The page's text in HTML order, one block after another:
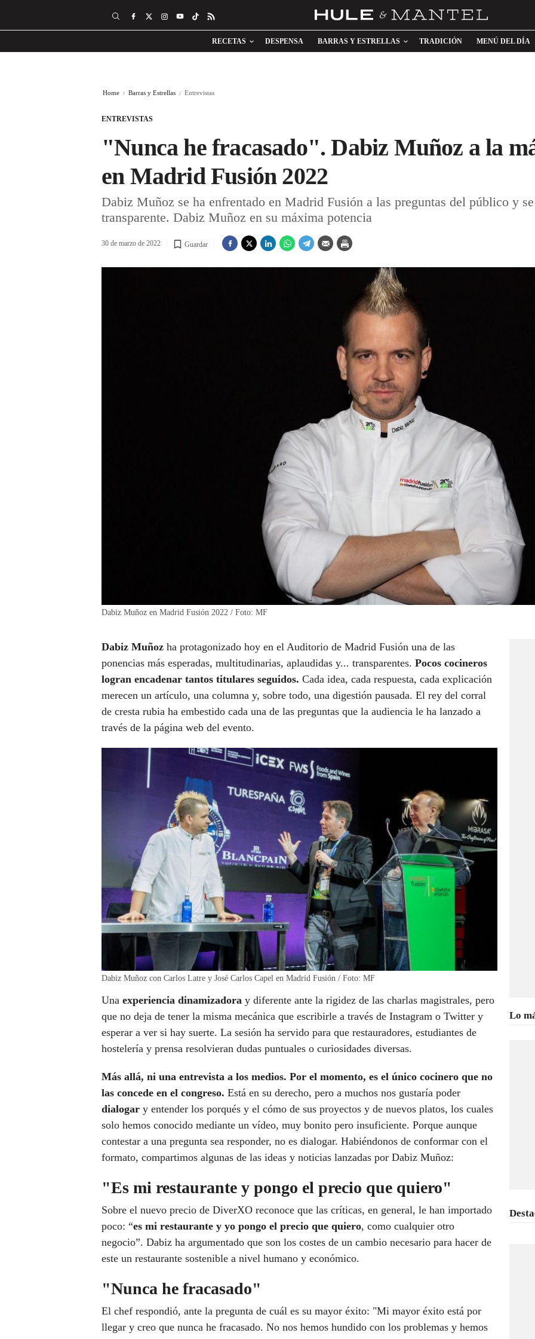
RECETAS DESPENSA BARRAS Y ESTRELLAS TRADICIÓN MENÚ DEL DÍA
Home Barras y Estrellas Entrevistas
ENTREVISTAS
"Nunca he fracasado". Dabiz Muñoz a la
en Madrid Fusión 2022
Dabiz Muñoz se ha enfrentado en Madrid Fusión a las preguntas del público y
transparente. Dabiz Muñoz en su máxima potencia
30 de marzo de 2022 Guardar
Dabiz Muñoz en Madrid Fusión 2022 / Foto: MF
Dabiz Muñoz ha protagonizado hoy en el Auditorio de Madrid Fusión una de las
ponencias más esperadas, multitudinarias, aplaudidas y... transparentes. Pocos cocineros
logran encadenar tantos titulares seguidos. Cada idea, cada respuesta, cada explicación
merecen un artículo, una columna y, sobre todo, una digestión pausada. El rey del corral
de cresta rubia ha embestido cada una de las preguntas que la audiencia le ha lanzado a
través de la página web del evento.
Dabiz Muñoz con Carlos Latre y José Carlos Capel en Madrid Fusión / Foto: MF
Una experiencia dinamizadora y diferente ante la rigidez de las charlas magistrales, pero
que no deja de tener la misma mecánica que escribirle a través de Instagram o Twitter y
esperar a ver si hay suerte. La sesión ha servido para que restauradores, estudiantes de
hostelería y prensa resolvieran dudas puntuales o curiosidades diversas.
Más allá, ni una entrevista a los medios. Por el momento, es el único cocinero que no
las concede en el congreso. Está en su derecho, pero a muchos nos gustaría poder
dialogar y entender los porqués y el cómo de sus proyectos y de nuevos platos, los cuales
solo hemos conocido mediante un vídeo, muy bonito pero insuficiente. Porque aunque
contestar a una pregunta sea responder, no es dialogar. Habiéndonos de conformar con el
formato, compartimos algunas de las ideas y noticias lanzadas por Dabiz Muñoz:
"Es mi restaurante y pongo el precio que quiero"
Sobre el nuevo precio de DiverXO reconoce que las críticas, en general, le han importado
poco: “es mi restaurante y yo pongo el precio que quiero, como cualquier otro
negocio”. Dabiz ha argumentado que son los costes de un cambio necesario para hacer de
este un restaurante sostenible a nivel humano y económico.
"Nunca he fracasado"
El chef respondió, ante la pregunta de cuál es su mayor éxito: "Mi mayor éxito está por
llegar y creo que nunca he fracasado. No nos hemos hundido con los problemas y hemos
Lo